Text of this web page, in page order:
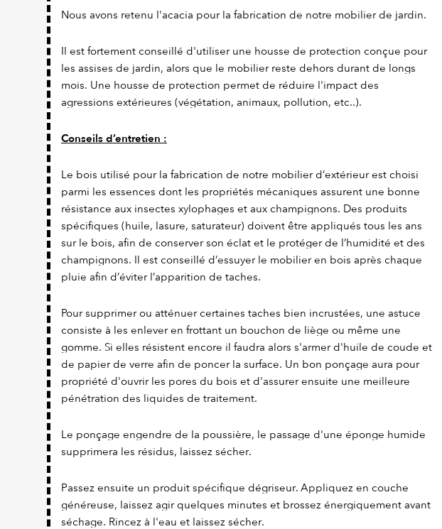
Nous avons retenu l'acacia pour la fabrication de notre mobilier de jardin.
Il est fortement conseillé d'utiliser une housse de protection conçue pour
les assises de jardin, alors que le mobilier reste dehors durant de longs
mois. Une housse de protection permet de réduire l'impact des
agressions extérieures (végétation, animaux, pollution, etc..).
Conseils d’entretien :
Le bois utilisé pour la fabrication de notre mobilier d’extérieur est choisi
parmi les essences dont les propriétés mécaniques assurent une bonne
résistance aux insectes xylophages et aux champignons. Des produits
spécifiques (huile, lasure, saturateur) doivent être appliqués tous les ans
sur le bois, afin de conserver son éclat et le protéger de l’humidité et des
champignons. Il est conseillé d’essuyer le mobilier en bois après chaque
pluie afin d’éviter l’apparition de taches.
Pour supprimer ou atténuer certaines taches bien incrustées, une astuce
consiste à les enlever en frottant un bouchon de liège ou même une
gomme. Si elles résistent encore il faudra alors s'armer d'huile de coude et
de papier de verre afin de poncer la surface. Un bon ponçage aura pour
propriété d'ouvrir les pores du bois et d'assurer ensuite une meilleure
pénétration des liquides de traitement.
Le ponçage engendre de la poussière, le passage d'une éponge humide
supprimera les résidus, laissez sécher.
Passez ensuite un produit spécifique dégriseur. Appliquez en couche
généreuse, laissez agir quelques minutes et brossez énergiquement avant
séchage. Rincez à l'eau et laissez sécher.